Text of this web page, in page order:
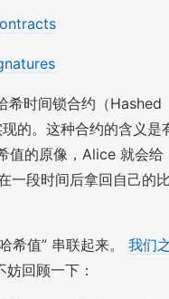
希时间锁合约（Hashed
的。这种合约的含义是
值的原像，Alice 就会给
一段时间后拿回自己的
希值” 串联起来。 我们
回顾一下：